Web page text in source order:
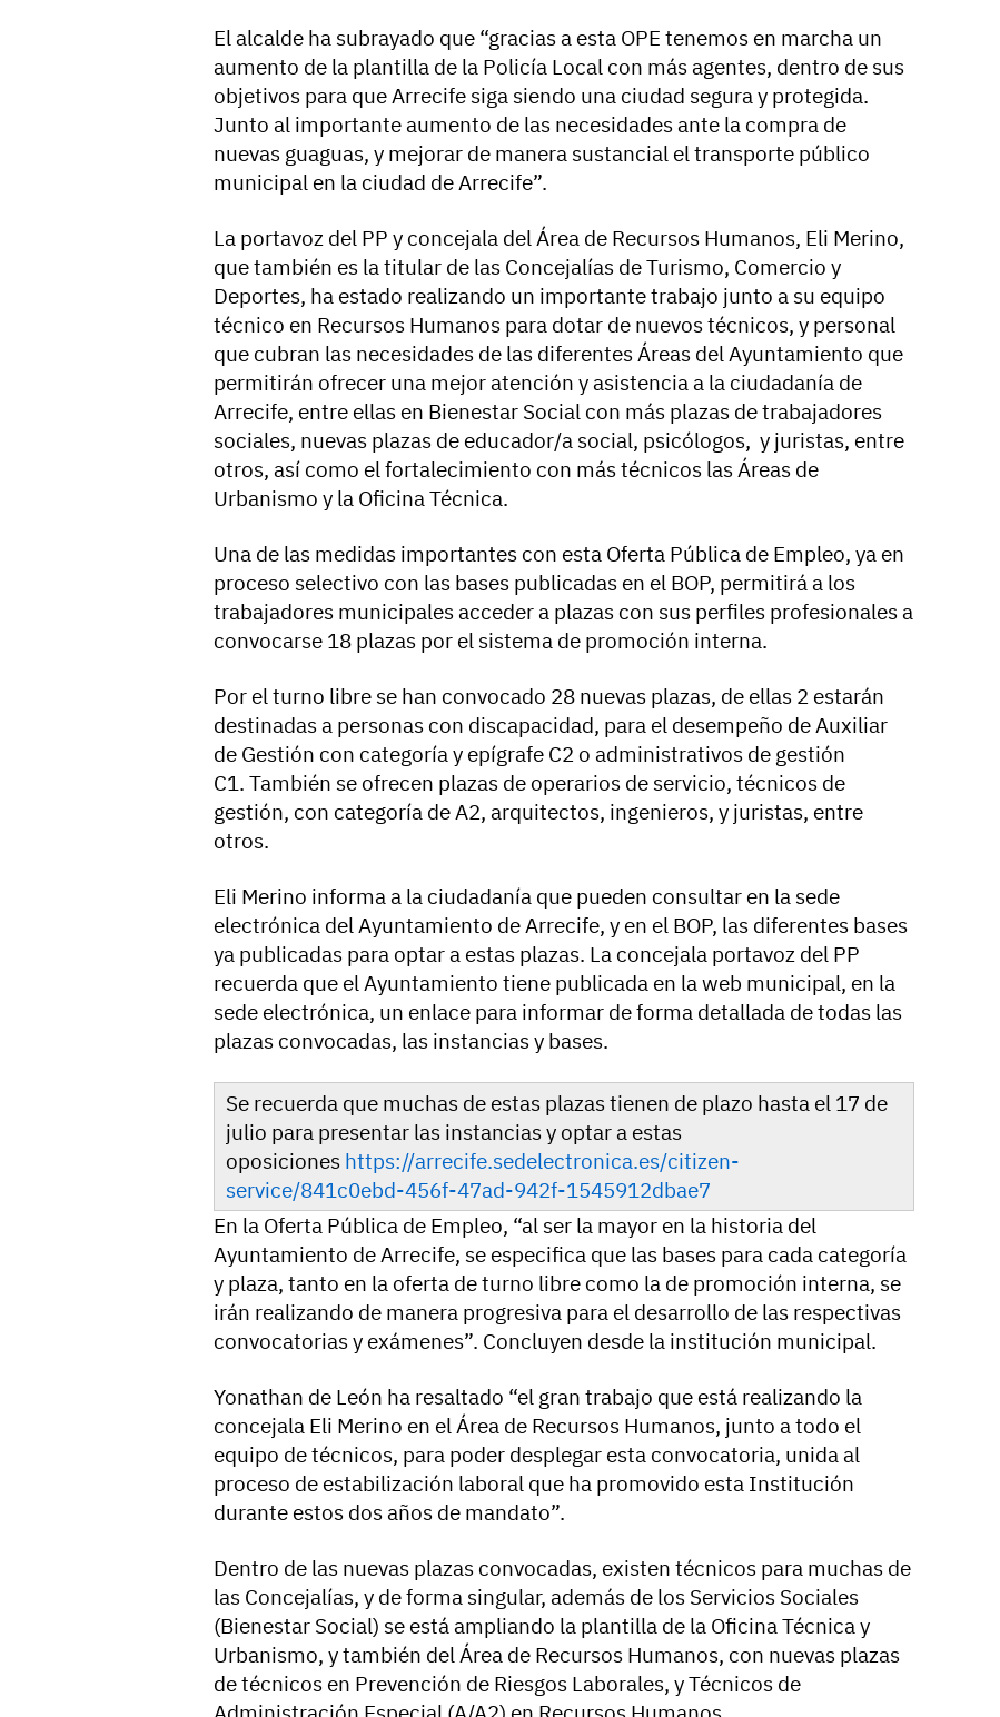
El alcalde ha subrayado que “gracias a esta OPE tenemos en marcha un
aumento de la plantilla de la Policía Local con más agentes, dentro de sus
objetivos para que Arrecife siga siendo una ciudad segura y protegida.
Junto al importante aumento de las necesidades ante la compra de
nuevas guaguas, y mejorar de manera sustancial el transporte público
municipal en la ciudad de Arrecife”.
La portavoz del PP y concejala del Área de Recursos Humanos, Eli Merino,
que también es la titular de las Concejalías de Turismo, Comercio y
Deportes, ha estado realizando un importante trabajo junto a su equipo
técnico en Recursos Humanos para dotar de nuevos técnicos, y personal
que cubran las necesidades de las diferentes Áreas del Ayuntamiento que
permitirán ofrecer una mejor atención y asistencia a la ciudadanía de
Arrecife, entre ellas en Bienestar Social con más plazas de trabajadores
sociales, nuevas plazas de educador/a social, psicólogos, y juristas, entre
otros, así como el fortalecimiento con más técnicos las Áreas de
Urbanismo y la Oficina Técnica.
Una de las medidas importantes con esta Oferta Pública de Empleo, ya en
proceso selectivo con las bases publicadas en el BOP, permitirá a los
trabajadores municipales acceder a plazas con sus perfiles profesionales a
convocarse 18 plazas por el sistema de promoción interna.
Por el turno libre se han convocado 28 nuevas plazas, de ellas 2 estarán
destinadas a personas con discapacidad, para el desempeño de Auxiliar
de Gestión con categoría y epígrafe C2 o administrativos de gestión
C1. También se ofrecen plazas de operarios de servicio, técnicos de
gestión, con categoría de A2, arquitectos, ingenieros, y juristas, entre
otros.
Eli Merino informa a la ciudadanía que pueden consultar en la sede
electrónica del Ayuntamiento de Arrecife, y en el BOP, las diferentes bases
ya publicadas para optar a estas plazas. La concejala portavoz del PP
recuerda que el Ayuntamiento tiene publicada en la web municipal, en la
sede electrónica, un enlace para informar de forma detallada de todas las
plazas convocadas, las instancias y bases.
Se recuerda que muchas de estas plazas tienen de plazo hasta el 17 de
julio para presentar las instancias y optar a estas
oposiciones https://arrecife.sedelectronica.es/citizen-
service/841c0ebd-456f-47ad-942f-1545912dbae7
En la Oferta Pública de Empleo, “al ser la mayor en la historia del
Ayuntamiento de Arrecife, se especifica que las bases para cada categoría
y plaza, tanto en la oferta de turno libre como la de promoción interna, se
irán realizando de manera progresiva para el desarrollo de las respectivas
convocatorias y exámenes”. Concluyen desde la institución municipal.
Yonathan de León ha resaltado “el gran trabajo que está realizando la
concejala Eli Merino en el Área de Recursos Humanos, junto a todo el
equipo de técnicos, para poder desplegar esta convocatoria, unida al
proceso de estabilización laboral que ha promovido esta Institución
durante estos dos años de mandato”.
Dentro de las nuevas plazas convocadas, existen técnicos para muchas de
las Concejalías, y de forma singular, además de los Servicios Sociales
(Bienestar Social) se está ampliando la plantilla de la Oficina Técnica y
Urbanismo, y también del Área de Recursos Humanos, con nuevas plazas
de técnicos en Prevención de Riesgos Laborales, y Técnicos de